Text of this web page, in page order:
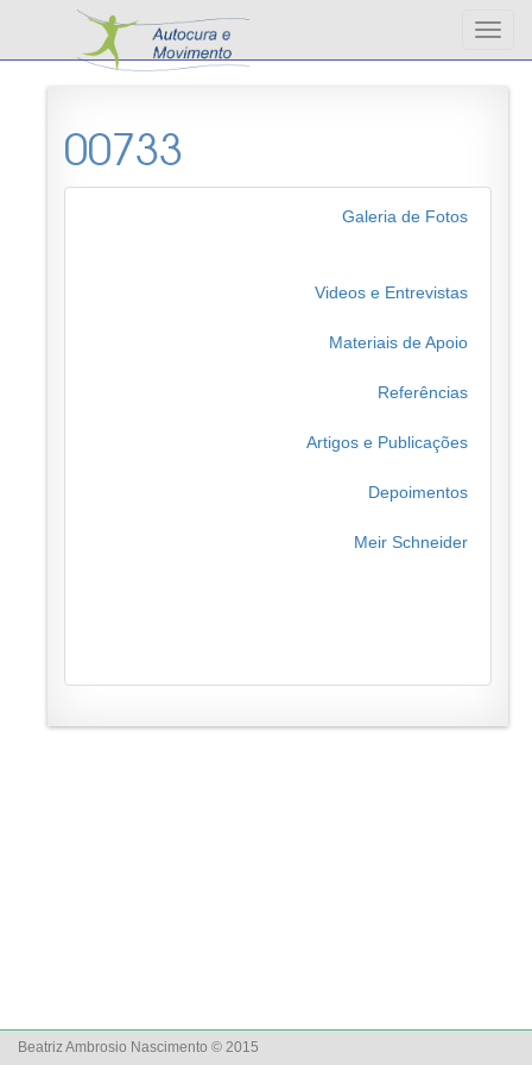
00733
Galeria de Fotos
Videos e Entrevistas
Materiais de Apoio
Referências
Artigos e Publicações
Depoimentos
Meir Schneider
Beatriz Ambrosio Nascimento © 2015